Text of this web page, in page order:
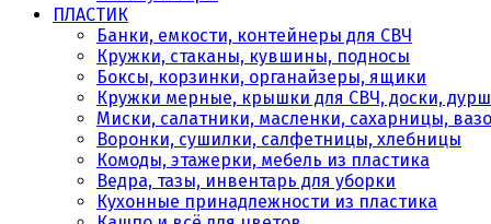
ПЛАСТИК
Банки, емкости, контейнеры для СВЧ
Кружки, стаканы, кувшины, подносы
Боксы, корзинки, органайзеры, ящики
Кружки мерные, крышки для СВЧ, доски,
Миски, салатники, масленки, сахарницы,
Воронки, сушилки, салфетницы, хлебницы
Комоды, этажерки, мебель из пластика
Ведра, тазы, инвентарь для уборки
Кухонные принадлежности из пластика